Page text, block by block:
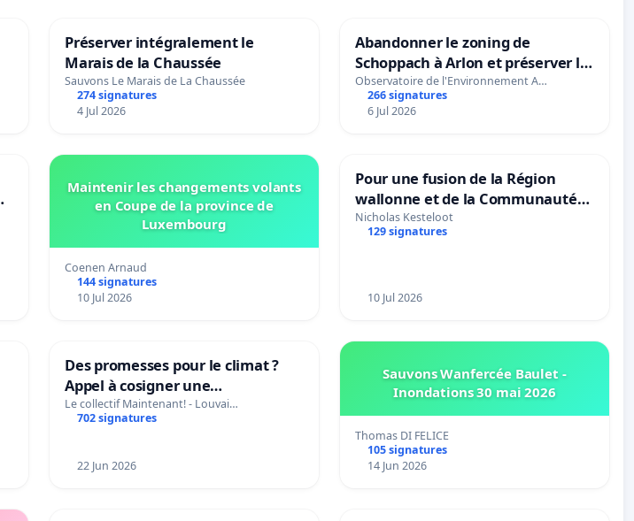
Préserver intégralement le
Marais de la Chaussée
Sauvons Le Marais de La Chaussée
274 signatures
4 Jul 2026
Abandonner le zoning de
Schoppach à Arlon et préserver le
site naturel
Observatoire de l'Environnement A…
266 signatures
6 Jul 2026
Maintenir les changements volants
en Coupe de la province de
Luxembourg
Coenen Arnaud
144 signatures
10 Jul 2026
Pour une fusion de la Région
wallonne et de la Communauté
française (Fédération Wallonie-
Bruxelles)
Nicholas Kesteloot
129 signatures
10 Jul 2026
Des promesses pour le climat ?
Appel à cosigner une
interpellation des ministres
wallons du climat et de
Le collectif Maintenant! - Louvai…
702 signatures
22 Jun 2026
Sauvons Wanfercée Baulet -
Inondations 30 mai 2026
Thomas DI FELICE
105 signatures
14 Jun 2026